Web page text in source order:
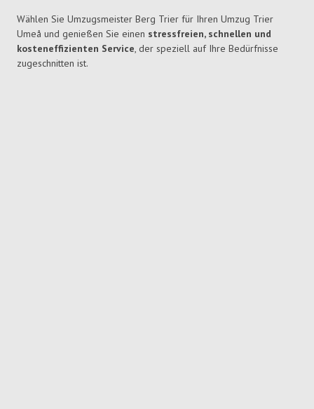
Wählen Sie Umzugsmeister Berg Trier für Ihren Umzug Trier
Umeå und genießen Sie einen stressfreien, schnellen und
kosteneffizienten Service, der speziell auf Ihre Bedürfnisse
zugeschnitten ist.